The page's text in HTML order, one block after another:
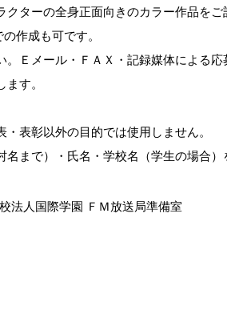
ターの全身正面向きのカラー作品をご
作成も可です。
Ｅメール・ＦＡＸ・記録媒体による応
す。
表彰以外の目的では使用しません。
まで）・氏名・学校名（学生の場合）
法人国際学園 ＦＭ放送局準備室